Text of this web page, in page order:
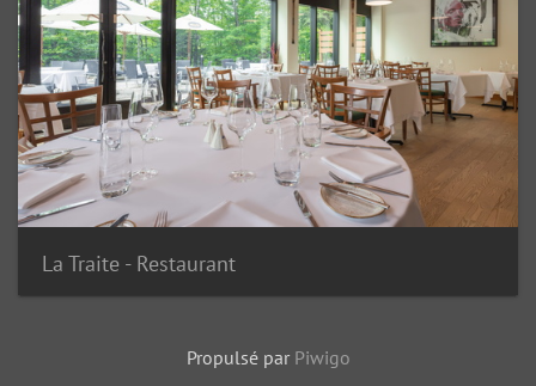
La Traite - Restaurant
Propulsé par Piwigo